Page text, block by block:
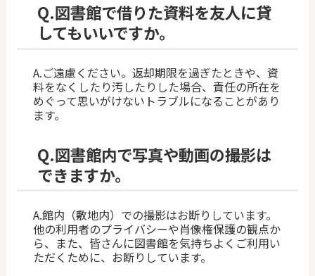
Q.図書館で借りた資料を友人に貸
してもいいですか。
A.ご遠慮ください。返却期限を過ぎたときや、資
料をなくしたり汚したりした場合、責任の所在を
めぐって思いがけないトラブルになることがあり
ます。
Q.図書館内で写真や動画の撮影は
できますか。
A.館内（敷地内）での撮影はお断りしています。
他の利用者のプライバシーや肖像権保護の観点か
ら、また、皆さんに図書館を気持ちよくご利用い
ただくために、お断りしています。